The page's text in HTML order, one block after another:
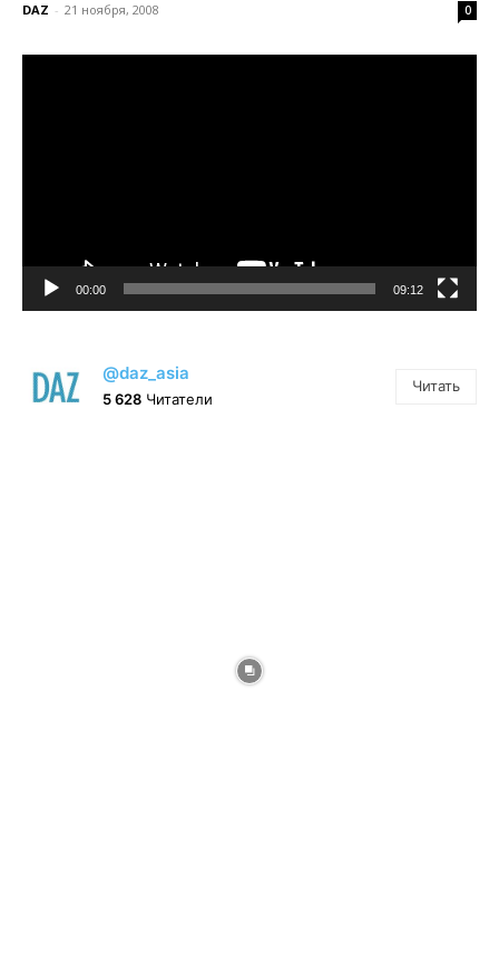
DAZ - 21 ноября, 2008 0
00:00 09:12
@daz_asia
5 628 Читатели
Читать